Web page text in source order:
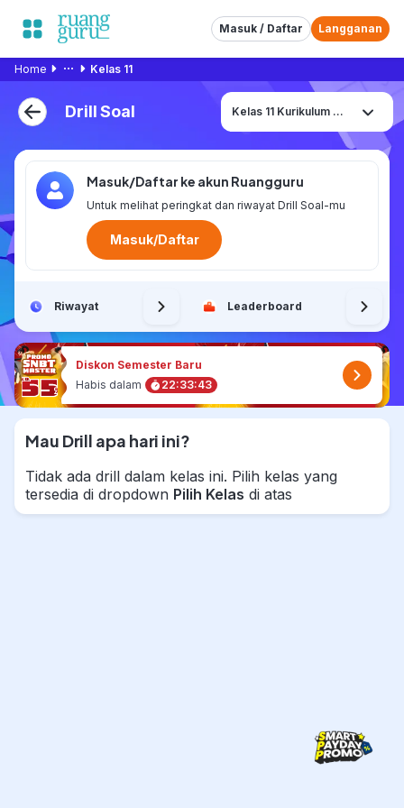
Masuk / Daftar Langganan
Home Kelas 11
Drill Soal Kelas 11 Kurikulum Merdeka
Masuk/Daftar ke akun Ruangguru
Untuk melihat peringkat dan riwayat Drill Soal-mu
Masuk/Daftar
Riwayat Leaderboard
Diskon Semester Baru
Habis dalam
22:33:43
Mau Drill apa hari ini?
Tidak ada drill dalam kelas ini. Pilih kelas yang
tersedia di dropdown Pilih Kelas di atas